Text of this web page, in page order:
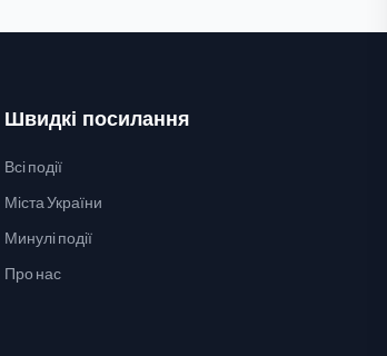
Швидкі посилання
Всі події
Міста України
Минулі події
Про нас